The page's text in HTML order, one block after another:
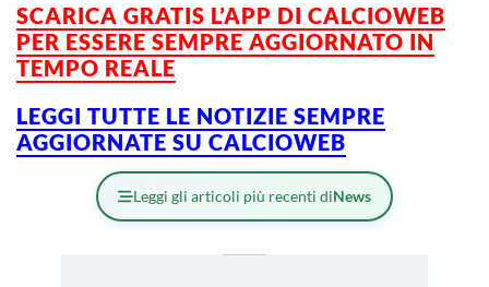
SCARICA GRATIS L’APP DI CALCIOWEB
PER ESSERE SEMPRE AGGIORNATO IN
TEMPO REALE
LEGGI TUTTE LE NOTIZIE SEMPRE
AGGIORNATE SU CALCIOWEB
Leggi gli articoli più recenti diNews